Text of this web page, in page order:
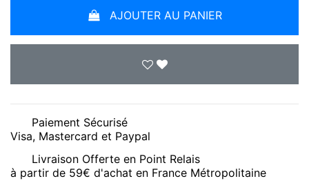
AJOUTER AU PANIER
Paiement Sécurisé
Visa, Mastercard et Paypal
Livraison Offerte en Point Relais
à partir de 59€ d'achat en France Métropolitaine